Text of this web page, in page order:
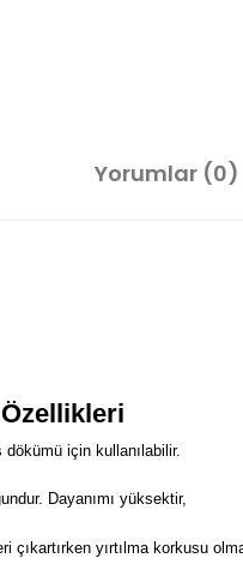
Yorumlar (0)
Özellikleri
için kullanılabilir.
Dayanımı yüksektir,
çıkartırken yırtılma korkusu